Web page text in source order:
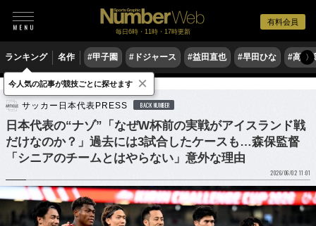
有料会員
毎日6時・11時・17時更新
ランキング 名作 #甲子園 #ドジャース #益田直也 #早田ひな #高木
〉
サッカー サッカー日本代表
サッカー日本代表PRESS BACK NUMBER
日本代表の“ナゾ”「なぜW杯前の実戦がアイスランド戦
だけなのか？」過去には3試合したケースも…森保監督
「シニアのチームとはやらない」意外な理由
2026/06/02 11:01
今人気の記事が競技ごとに探せます ×